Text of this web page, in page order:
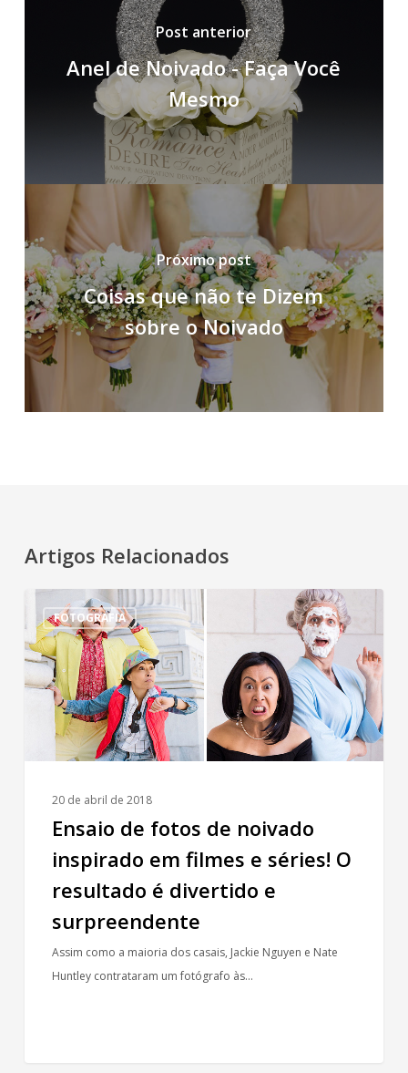
Post anterior
Anel de Noivado - Faça Você
Mesmo
Próximo post
Coisas que não te Dizem
sobre o Noivado
Artigos Relacionados
FOTOGRAFIA
de
fotos
noivado
inspirado
filmes
resultado
surpreendente
20 de abril de 2018
Ensaio de fotos de noivado
inspirado em filmes e séries! O
resultado é divertido e
surpreendente
Assim como a maioria dos casais, Jackie Nguyen e Nate
Huntley contrataram um fotógrafo às…